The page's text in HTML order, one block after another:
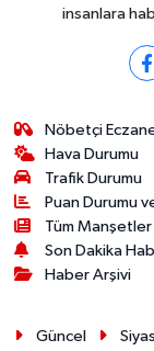
insanlara
Nöbetçi
Hava Durumu
Trafik Durumu
Puan Durumu
Tüm Manşetler
Son Dakika
Haber Arşivi
Güncel